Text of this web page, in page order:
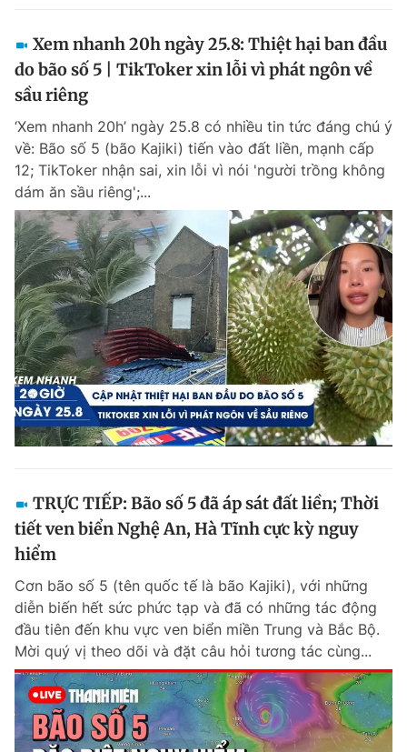
Xem nhanh 20h ngày 25.8: Thiệt hại ban đầu
do bão số 5 | TikToker xin lỗi vì phát ngôn về
sầu riêng
‘Xem nhanh 20h’ ngày 25.8 có nhiều tin tức đáng chú ý
về: Bão số 5 (bão Kajiki) tiến vào đất liền, mạnh cấp
12; TikToker nhận sai, xin lỗi vì nói 'người trồng không
dám ăn sầu riêng';...
TRỰC TIẾP: Bão số 5 đã áp sát đất liền; Thời
tiết ven biển Nghệ An, Hà Tĩnh cực kỳ nguy
hiểm
Cơn bão số 5 (tên quốc tế là bão Kajiki), với những
diễn biến hết sức phức tạp và đã có những tác động
đầu tiên đến khu vực ven biển miền Trung và Bắc Bộ.
Mời quý vị theo dõi và đặt câu hỏi tương tác cùng...